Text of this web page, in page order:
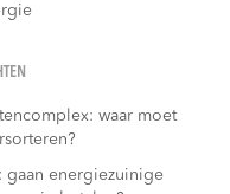
waar moet
gaan energiezuinige